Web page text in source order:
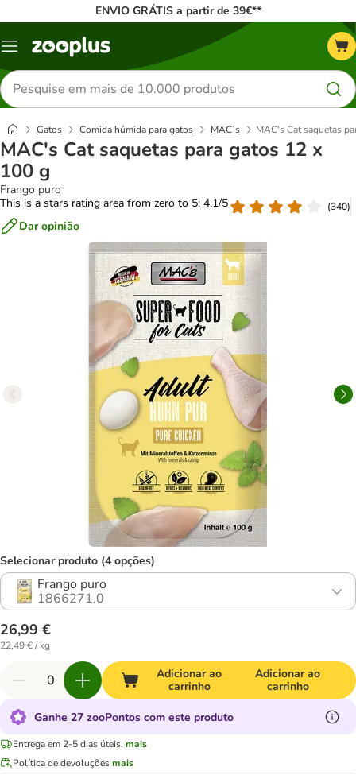
ENVIO GRÁTIS a partir de 39€**
Menu
Pesquisar
produtos
Gatos Comida húmida para gatos MAC´s MAC's Cat saquetas
MAC's Cat saquetas para gatos 12 x
100 g
Frango puro
This is a stars rating area from zero to 5: 4.1/5
(340)
Dar opinião
Selecionar produto (4 opções)
Frango puro
1866271.0
26,99 €
22,49 € / kg
Adicionar ao
carrinho
Adicionar ao
carrinho
Ganhe 27 zooPontos com este produto
Entrega em 2-5 dias úteis. mais
Política de devoluçõesmais